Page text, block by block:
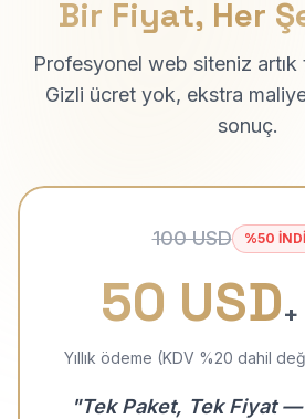
Bir Fiyat, Her
Profesyonel web siteniz
Gizli ücret yok, ekstra
sonuç.
100 USD %50
50 USD+
Yıllık ödeme (KDV %20 dahil
"Tek Paket, Tek Fiyat